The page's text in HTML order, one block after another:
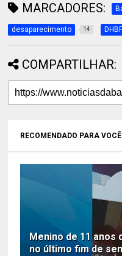
MARCADORES:
desaparecimento 14
COMPARTILHAR:
RECOMENDADO PARA VOCÊ
Menino de 11 anos
no último fim de